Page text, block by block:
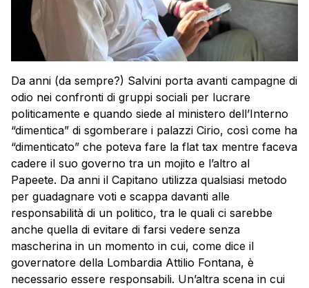
Da anni (da sempre?) Salvini porta avanti campagne di
odio nei confronti di gruppi sociali per lucrare
politicamente e quando siede al ministero dell’Interno
“dimentica” di sgomberare i palazzi Cirio, così come ha
“dimenticato” che poteva fare la flat tax mentre faceva
cadere il suo governo tra un mojito e l’altro al
Papeete. Da anni il Capitano utilizza qualsiasi metodo
per guadagnare voti e scappa davanti alle
responsabilità di un politico, tra le quali ci sarebbe
anche quella di evitare di farsi vedere senza
mascherina in un momento in cui, come dice il
governatore della Lombardia Attilio Fontana, è
necessario essere responsabili. Un’altra scena in cui